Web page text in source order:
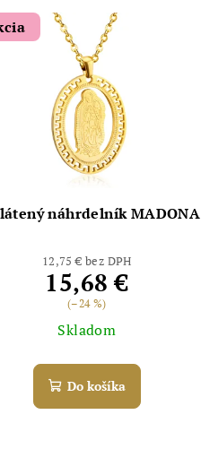
náhrdelník MADONA
12,75 € bez DPH
15,68 €
(–24 %)
Skladom
Do košíka